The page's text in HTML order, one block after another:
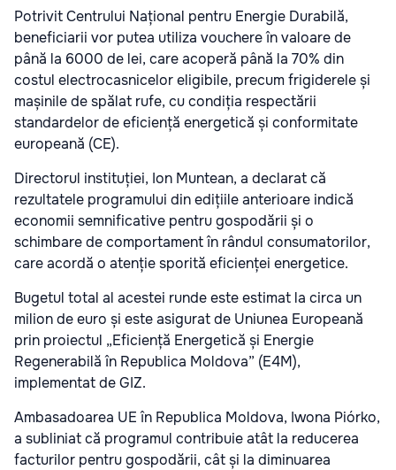
Potrivit Centrului Național pentru Energie Durabilă,
beneficiarii vor putea utiliza vouchere în valoare de
până la 6000 de lei, care acoperă până la 70% din
costul electrocasnicelor eligibile, precum frigiderele și
mașinile de spălat rufe, cu condiția respectării
standardelor de eficiență energetică și conformitate
europeană (CE).
Directorul instituției, Ion Muntean, a declarat că
rezultatele programului din edițiile anterioare indică
economii semnificative pentru gospodării și o
schimbare de comportament în rândul consumatorilor,
care acordă o atenție sporită eficienței energetice.
Bugetul total al acestei runde este estimat la circa un
milion de euro și este asigurat de Uniunea Europeană
prin proiectul „Eficiență Energetică și Energie
Regenerabilă în Republica Moldova” (E4M),
implementat de GIZ.
Ambasadoarea UE în Republica Moldova, Iwona Piórko,
a subliniat că programul contribuie atât la reducerea
facturilor pentru gospodării, cât și la diminuarea